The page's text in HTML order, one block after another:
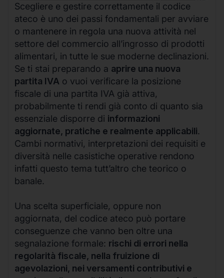
Scegliere e gestire correttamente il codice
ateco è uno dei passi fondamentali per avviare
o mantenere in regola una nuova attività nel
settore del commercio all’ingrosso di prodotti
alimentari, in tutte le sue moderne declinazioni.
Se ti stai preparando a aprire una nuova
partita IVA o vuoi verificare la posizione
fiscale di una partita IVA già attiva,
probabilmente ti rendi già conto di quanto sia
essenziale disporre di informazioni
aggiornate, pratiche e realmente applicabili.
Cambi normativi, interpretazioni dei requisiti e
diversità nelle casistiche operative rendono
infatti questo tema tutt’altro che teorico o
banale.
Una scelta superficiale, oppure non
aggiornata, del codice ateco può portare
conseguenze che vanno ben oltre una
segnalazione formale: rischi di errori nella
regolarità fiscale, nella fruizione di
agevolazioni, nei versamenti contributivi e